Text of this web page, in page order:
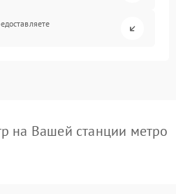
на Вашей станции метро